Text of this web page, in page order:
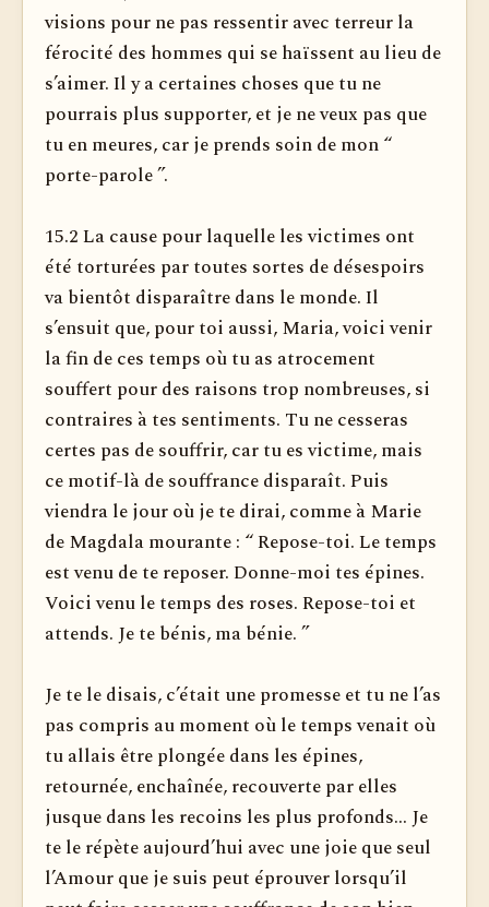
visions pour ne pas ressentir avec terreur la
férocité des hommes qui se haïssent au lieu de
s’aimer. Il y a certaines choses que tu ne
pourrais plus supporter, et je ne veux pas que
tu en meures, car je prends soin de mon “
porte-parole ”.
15.2 La cause pour laquelle les victimes ont
été torturées par toutes sortes de désespoirs
va bientôt disparaître dans le monde. Il
s’ensuit que, pour toi aussi, Maria, voici venir
la fin de ces temps où tu as atrocement
souffert pour des raisons trop nombreuses, si
contraires à tes sentiments. Tu ne cesseras
certes pas de souffrir, car tu es victime, mais
ce motif-là de souffrance disparaît. Puis
viendra le jour où je te dirai, comme à Marie
de Magdala mourante : “ Repose-toi. Le temps
est venu de te reposer. Donne-moi tes épines.
Voici venu le temps des roses. Repose-toi et
attends. Je te bénis, ma bénie. ”
Je te le disais, c’était une promesse et tu ne l’as
pas compris au moment où le temps venait où
tu allais être plongée dans les épines,
retournée, enchaînée, recouverte par elles
jusque dans les recoins les plus profonds... Je
te le répète aujourd’hui avec une joie que seul
l’Amour que je suis peut éprouver lorsqu’il